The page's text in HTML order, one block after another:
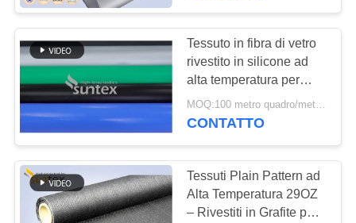
Tessuto in fibra di vetro
rivestito in silicone ad
alta temperatura per
coperta di protezione per
saldatura
MOQ:100 metro quadro/metri quadri
CONTATTO
Tessuti Plain Pattern ad
Alta Temperatura 29OZ
– Rivestiti in Grafite per